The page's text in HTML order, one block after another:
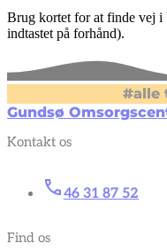
Brug kortet for at finde vej i
indtastet på forhånd).
#alle
Gundsø
Kontakt os
46 31 87 52
Find os